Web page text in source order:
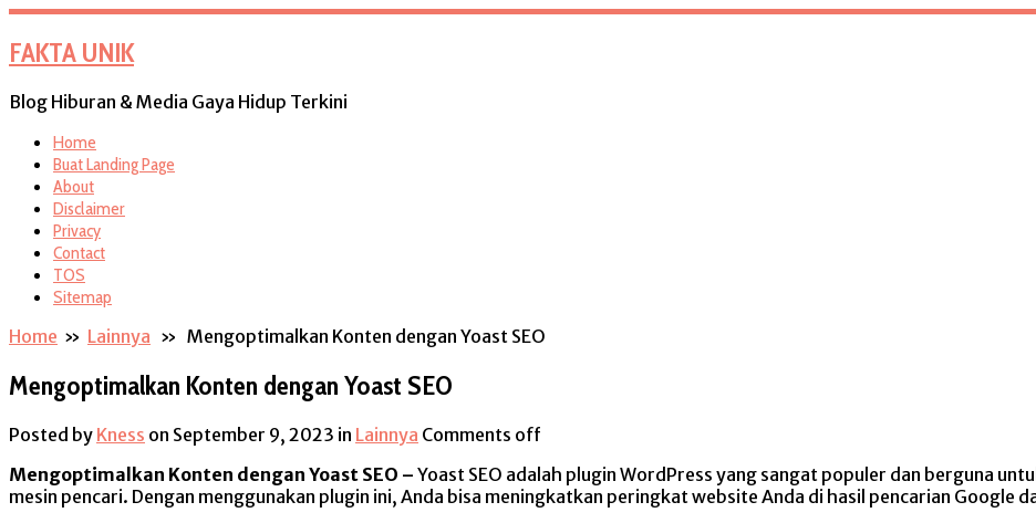
FAKTA UNIK
Blog Hiburan & Media Gaya Hidup Terkini
Home
Buat Landing Page
About
Disclaimer
Privacy
Contact
TOS
Sitemap
Home » Lainnya » Mengoptimalkan Konten dengan Yoast SEO
Mengoptimalkan Konten dengan Yoast SEO
Posted by Kness on September 9, 2023 in Lainnya Comments off
Mengoptimalkan Konten dengan Yoast SEO – Yoast SEO adalah plugin WordPress yang sangat populer dan berguna
mesin pencari. Dengan menggunakan plugin ini, Anda bisa meningkatkan peringkat website Anda di hasil pencarian Google